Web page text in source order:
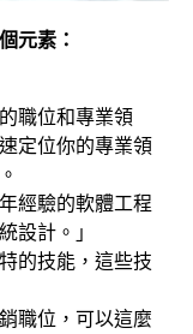
元素：
職位和專業領
定位你的專業領
經驗的軟體工程
設計。」
的技能，這些技
職位，可以這麼